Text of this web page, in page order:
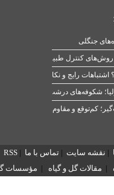
جنگلی
رایج و نکات طلایی
شکوفه‌های درشت در بهار
| نقشه سایت | تماس با ما |
RSS
| مقالات گل و گیاه | مؤسسات